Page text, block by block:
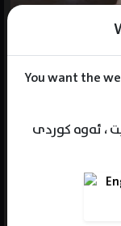
You want the
، ئەوە کوردی
Gender : male